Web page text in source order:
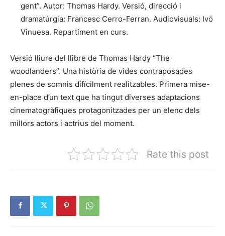
gent”. Autor: Thomas Hardy. Versió, direcció i
dramatúrgia: Francesc Cerro-Ferran. Audiovisuals: Ivó
Vinuesa. Repartiment en curs.
Versió lliure del llibre de Thomas Hardy “The
woodlanders”. Una història de vides contraposades
plenes de somnis difícilment realitzables. Primera mise-
en-place d’un text que ha tingut diverses adaptacions
cinematogràfiques protagonitzades per un elenc dels
millors actors i actrius del moment.
Rate this post